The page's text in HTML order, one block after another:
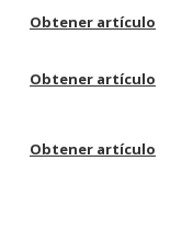
Obtener artículo
Obtener artículo
Obtener artículo